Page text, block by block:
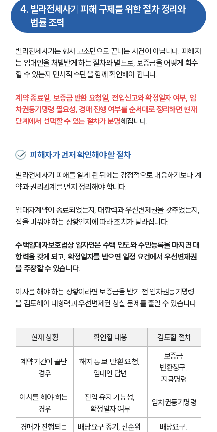
4. 빌라전세사기 피해 구제를 위한 절차 정리와
법률 조력
빌라전세사기는 형사 고소만으로 끝나는 사건이 아닙니다. 피해자
는 임대인을 처벌받게 하는 절차와 별도로, 보증금을 어떻게 회수
할 수 있는지 민사적 수단을 함께 확인해야 합니다.
계약 종료일, 보증금 반환 요청일, 전입신고와 확정일자 여부, 임
차권등기명령 필요성, 경매 진행 여부를 순서대로 정리하면 현재
단계에서 선택할 수 있는 절차가 분명해집니다.
피해자가 먼저 확인해야 할 절차
빌라전세사기 피해를 알게 된 뒤에는 감정적으로 대응하기보다 계
약과 권리관계를 먼저 정리해야 합니다.
임대차계약이 종료되었는지, 대항력과 우선변제권을 갖추었는지,
집을 비워야 하는 상황인지에 따라 조치가 달라집니다.
주택임대차보호법상 임차인은 주택 인도와 주민등록을 마치면 대
항력을 갖게 되고, 확정일자를 받으면 일정 요건에서 우선변제권
을 주장할 수 있습니다.
이사를 해야 하는 상황이라면 보증금을 받기 전 임차권등기명령
을 검토해야 대항력과 우선변제권 상실 문제를 줄일 수 있습니다.
현재 상황 확인할 내용 검토할 절차
계약기간이 끝난
경우
해지 통보, 반환 요청,
임대인 답변
보증금
반환청구,
지급명령
이사를 해야 하는
경우
전입 유지 가능성,
확정일자 여부
임차권등기명령
경매가 진행되는
배당요구 종기, 선순위
배당요구,